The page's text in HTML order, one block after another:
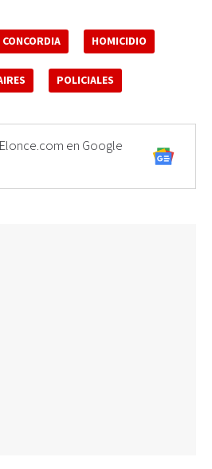
CONCORDIA HOMICIDIO
POLICIALES
en Google